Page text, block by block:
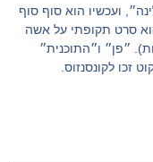
ועכשיו הוא סוף סוף
סרט תקופתי על אשה
״פן״ ו״התוכנית״
זכו לקונסנזוס.